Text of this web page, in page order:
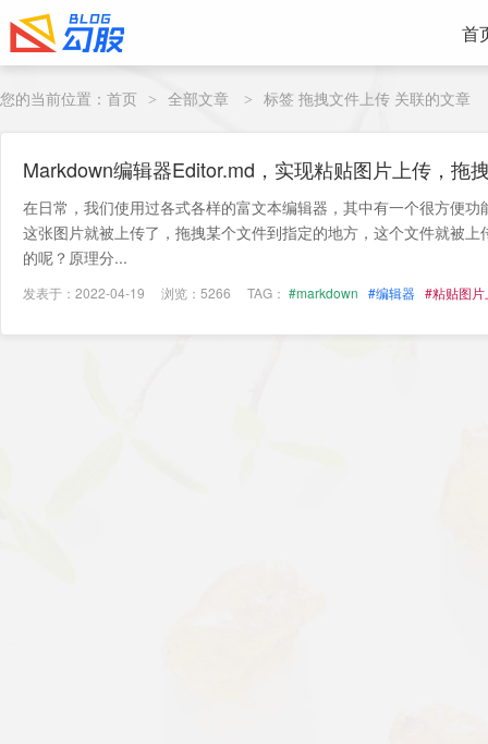
首
您的当前位置： 首页 > 全部文章 > 标签 拖拽文件上传 关联的文章
Markdown编辑器Editor.md，实现粘贴图片上传，拖
在日常，我们使用过各式各样的富文本编辑器，其中有一个很方便
这张图片就被上传了，拖拽某个文件到指定的地方，这个文件就被
的呢？原理分...
发表于：2022-04-19 浏览：5266 TAG： #markdown #编辑器 #粘贴图片